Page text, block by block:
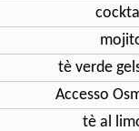
tè verde
Accesso
tè al